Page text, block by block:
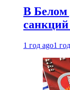
В Белом
1 год ago1